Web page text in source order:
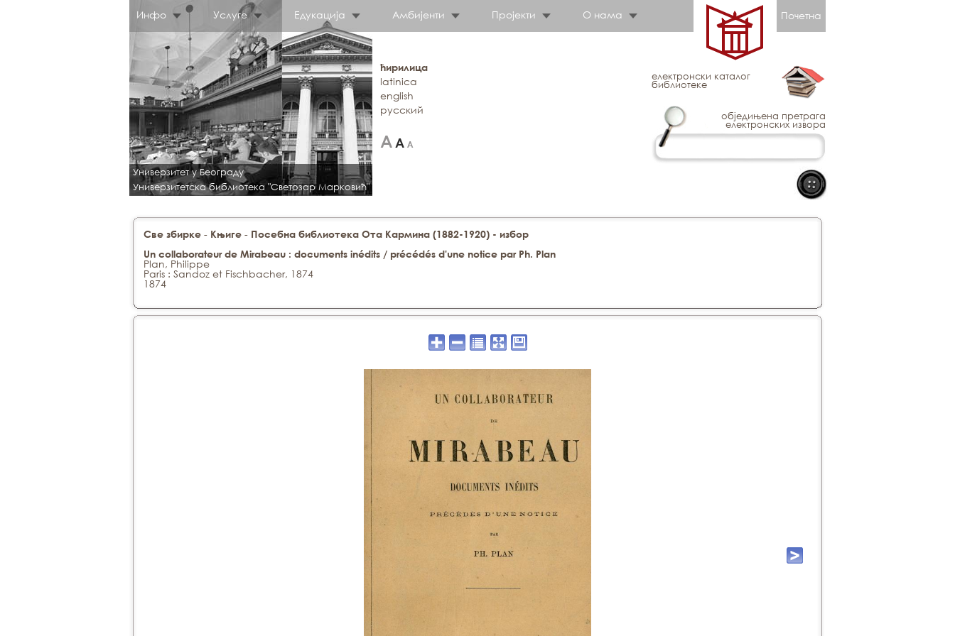
Инфо Услуге Едукација Амбијенти Пројекти О нама Почетна
Универзитет у Београду
Универзитетска библиотека "Светозар Марковић"
ћирилица
latinica
english
русский
електронски каталог
библиотеке
обједињена претрага
електронских извора
Све збирке - Књиге - Посебна библиотека Ота Кармина (1882-1920) - избор
Un collaborateur de Mirabeau : documents inédits / précédés d'une notice par Ph. Plan
Plan, Philippe
Paris : Sandoz et Fischbacher, 1874
1874